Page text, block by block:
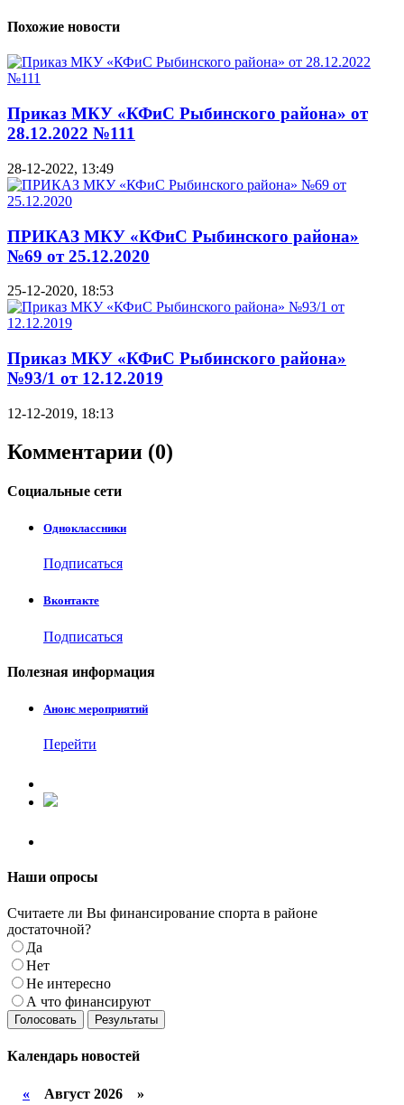
Похожие новости
Приказ МКУ «КФиС Рыбинского района» от
28.12.2022 №111
28-12-2022, 13:49
ПРИКАЗ МКУ «КФиС Рыбинского района»
№69 от 25.12.2020
25-12-2020, 18:53
Приказ МКУ «КФиС Рыбинского района»
№93/1 от 12.12.2019
12-12-2019, 18:13
Комментарии (0)
Социальные сети
Одноклассники
Подписаться
Вконтакте
Подписаться
Полезная информация
Анонс мероприятий
Перейти
Наши опросы
Считаете ли Вы финансирование спорта в районе
достаточной?
Да
Нет
Не интересно
А что финансируют
Голосовать Результаты
Календарь новостей
« Август 2026 »